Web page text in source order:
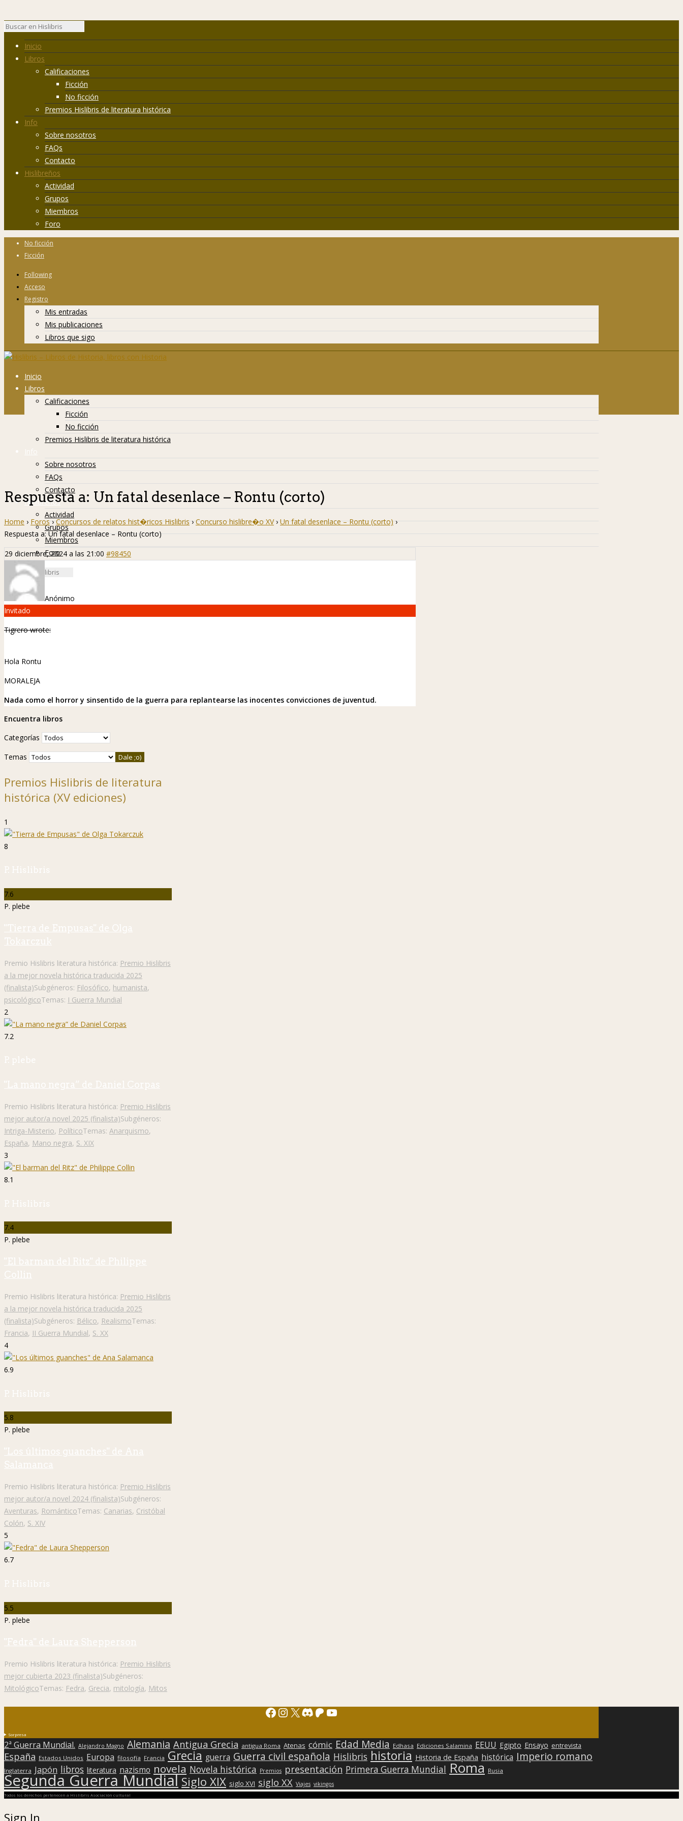
Inicio
Libros
Calificaciones
Ficción
No ficción
Premios Hislibris de literatura histórica
Info
Sobre nosotros
FAQs
Contacto
Hislibreños
Actividad
Grupos
Miembros
Foro
No ficción
Ficción
Following
Acceso
Registro
Mis entradas
Mis publicaciones
Libros que sigo
Inicio
Libros
Calificaciones
Ficción
No ficción
Premios Hislibris de literatura histórica
Info
Sobre nosotros
FAQs
Contacto
Hislibreños
Actividad
Grupos
Miembros
Foro
Respuesta a: Un fatal desenlace – Rontu (corto)
Home › Foros › Concursos de relatos hist�ricos Hislibris › Concurso hislibre�o XV › Un fatal desenlace – Rontu (corto) ›
Respuesta a: Un fatal desenlace – Rontu (corto)
29 diciembre, 2024 a las 21:00 #98450
Anónimo
Invitado
Tigrero wrote:
Hola Rontu
MORALEJA
Nada como el horror y sinsentido de la guerra para replantearse las inocentes convicciones de juventud.
Encuentra libros
Categorías
Temas
Premios Hislibris de literatura
histórica (XV ediciones)
1
8
P. Hislibris
7.6
P. plebe
"Tierra de Empusas" de Olga
Tokarczuk
Premio Hislibris literatura histórica: Premio Hislibris
a la mejor novela histórica traducida 2025
(finalista)Subgéneros: Filosófico, humanista,
psicológicoTemas: I Guerra Mundial
2
7.2
P. plebe
"La mano negra” de Daniel Corpas
Premio Hislibris literatura histórica: Premio Hislibris
mejor autor/a novel 2025 (finalista)Subgéneros:
Intriga-Misterio, PolíticoTemas: Anarquismo,
España, Mano negra, S. XIX
3
8.1
P. Hislibris
7.4
P. plebe
"El barman del Ritz" de Philippe
Collin
Premio Hislibris literatura histórica: Premio Hislibris
a la mejor novela histórica traducida 2025
(finalista)Subgéneros: Bélico, RealismoTemas:
Francia, II Guerra Mundial, S. XX
4
6.9
P. Hislibris
5.8
P. plebe
"Los últimos guanches" de Ana
Salamanca
Premio Hislibris literatura histórica: Premio Hislibris
mejor autor/a novel 2024 (finalista)Subgéneros:
Aventuras, RománticoTemas: Canarias, Cristóbal
Colón, S. XIV
5
6.7
P. Hislibris
5.5
P. plebe
"Fedra" de Laura Shepperson
Premio Hislibris literatura histórica: Premio Hislibris
mejor cubierta 2023 (finalista)Subgéneros:
MitológicoTemas: Fedra, Grecia, mitología, Mitos
Facebook
Instagram
X Discord
Patreon
YouTube
Sorpresa
2ª Guerra Mundial. Alejandro Magno Alemania Antigua Grecia antigua Roma Atenas cómic Edad Media Edhasa Ediciones Salamina EEUU Egipto Ensayo entrevista
España Estados Unidos Europa filosofía Francia Grecia guerra Guerra civil española Hislibris historia Historia de España histórica Imperio romano
Inglaterra Japón libros literatura nazismo novela Novela histórica Premios presentación Primera Guerra Mundial Roma Rusia
Segunda Guerra Mundial Siglo XIX siglo XVI siglo XX Viajes vikingos
Todos los derechos pertenecen a Hislibris Asociación cultural
Sign In